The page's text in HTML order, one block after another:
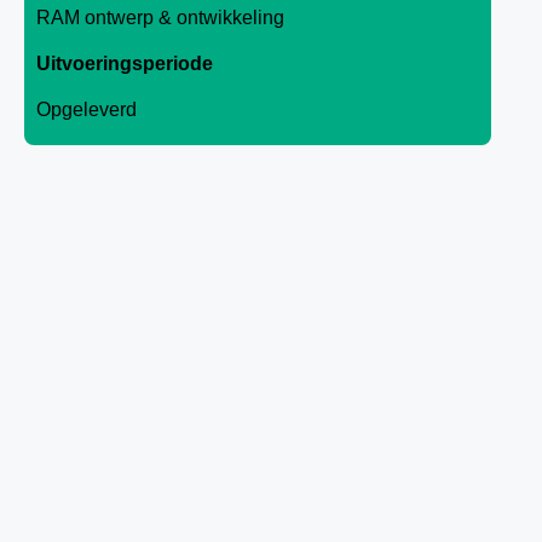
RAM ontwerp & ontwikkeling
Uitvoeringsperiode
Opgeleverd